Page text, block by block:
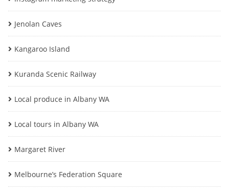
Jenolan Caves
Kangaroo Island
Kuranda Scenic Railway
Local produce in Albany WA
Local tours in Albany WA
Margaret River
Melbourne’s Federation Square